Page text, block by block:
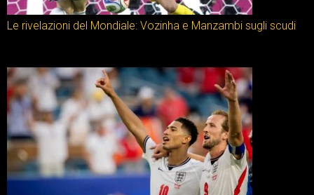
Le rivelazioni del Mondiale: Vozinha e Manzambi sugli scudi